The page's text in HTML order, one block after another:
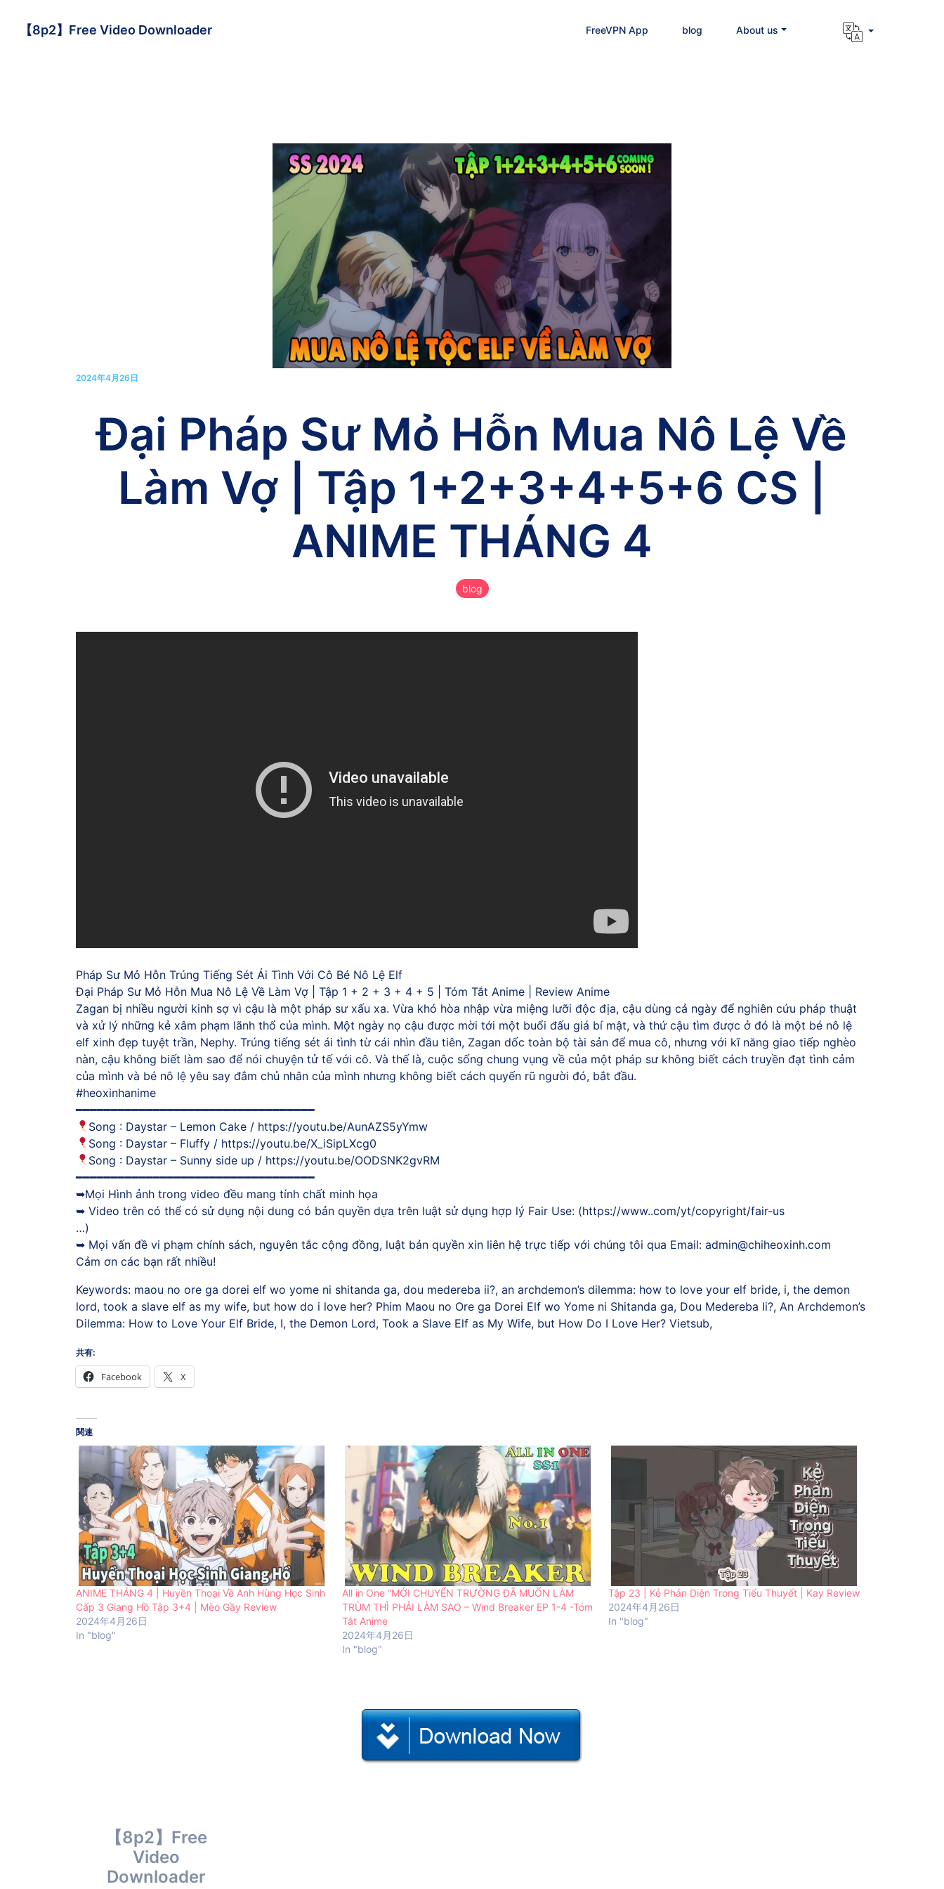
【8p2】Free Video Downloader FreeVPN App blog About us
2024年4月26日
Đại Pháp Sư Mỏ Hỗn Mua Nô Lệ Về
Làm Vợ | Tập 1+2+3+4+5+6 CS |
ANIME THÁNG 4
blog
Pháp Sư Mỏ Hỗn Trúng Tiếng Sét Ái Tình Với Cô Bé Nô Lệ Elf
Đại Pháp Sư Mỏ Hỗn Mua Nô Lệ Về Làm Vợ | Tập 1 + 2 + 3 + 4 + 5 | Tóm Tắt Anime | Review Anime
Zagan bị nhiều người kinh sợ vì cậu là một pháp sư xấu xa. Vừa khó hòa nhập vừa miệng lưỡi độc địa, cậu dùng cả ngày để nghiên cứu pháp thuật
và xử lý những kẻ xâm phạm lãnh thổ của mình. Một ngày nọ cậu được mời tới một buổi đấu giá bí mật, và thứ cậu tìm được ở đó là một bé nô lệ
elf xinh đẹp tuyệt trần, Nephy. Trúng tiếng sét ái tình từ cái nhìn đầu tiên, Zagan dốc toàn bộ tài sản để mua cô, nhưng với kĩ năng giao tiếp nghèo
nàn, cậu không biết làm sao để nói chuyện tử tế với cô. Và thế là, cuộc sống chung vụng về của một pháp sư không biết cách truyền đạt tình cảm
của mình và bé nô lệ yêu say đắm chủ nhân của mình nhưng không biết cách quyến rũ người đó, bắt đầu.
#heoxinhanime
━━━━━━━━━━━━━━━━━━━━━━━━━━━━━━━━━━
Song : Daystar – Lemon Cake / https://youtu.be/AunAZS5yYmw
Song : Daystar – Fluffy / https://youtu.be/X_iSipLXcg0
Song : Daystar – Sunny side up / https://youtu.be/OODSNK2gvRM
━━━━━━━━━━━━━━━━━━━━━━━━━━━━━━━━━━
➥Mọi Hình ảnh trong video đều mang tính chất minh họa
➥ Video trên có thể có sử dụng nội dung có bản quyền dựa trên luật sử dụng hợp lý Fair Use: (https://www..com/yt/copyright/fair-us
…)
➥ Mọi vấn đề vi phạm chính sách, nguyên tắc cộng đồng, luật bản quyền xin liên hệ trực tiếp với chúng tôi qua Email: admin@chiheoxinh.com
Cảm ơn các bạn rất nhiều!
Keywords: maou no ore ga dorei elf wo yome ni shitanda ga, dou medereba ii?, an archdemon’s dilemma: how to love your elf bride, i, the demon
lord, took a slave elf as my wife, but how do i love her? Phim Maou no Ore ga Dorei Elf wo Yome ni Shitanda ga, Dou Medereba Ii?, An Archdemon’s
Dilemma: How to Love Your Elf Bride, I, the Demon Lord, Took a Slave Elf as My Wife, but How Do I Love Her? Vietsub,
共有:
Facebook X
関連
ANIME THÁNG 4 | Huyền Thoại Về Anh Hùng Học Sinh
Cấp 3 Giang Hồ Tập 3+4 | Mèo Gầy Review
2024年4月26日
In "blog"
All in One “MỚI CHUYỂN TRƯỜNG ĐÃ MUỐN LÀM
TRÙM THÌ PHẢI LÀM SAO – Wind Breaker EP 1-4 -Tóm
Tắt Anime
2024年4月26日
In "blog"
Tập 23 | Kẻ Phản Diện Trong Tiểu Thuyết | Kay Review
2024年4月26日
In "blog"
【8p2】Free
Video
Downloader